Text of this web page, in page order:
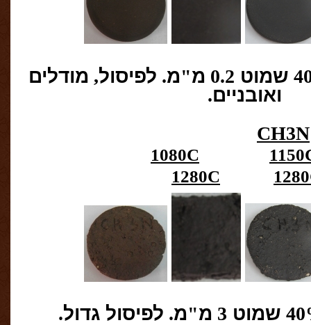
שמוט 0.2 מ"מ. לפיסול, מודלים
ואובניים.
CH3N
1080C
1280C
שמוט 3 מ"מ. לפיסול גדול.